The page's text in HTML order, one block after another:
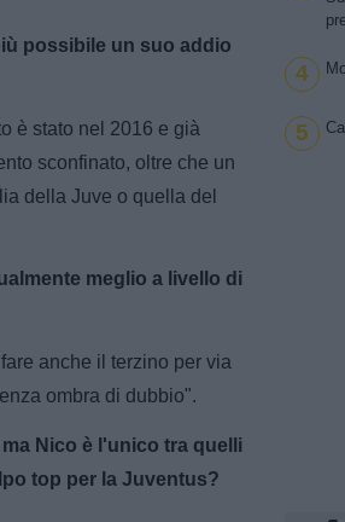
possibile un suo addio
è stato nel 2016 e già
sconfinato, oltre che un
della Juve o quella del
meglio a livello di
anche il terzino per via
ombra di dubbio".
Nico è l'unico tra quelli
top per la Juventus?
4
5